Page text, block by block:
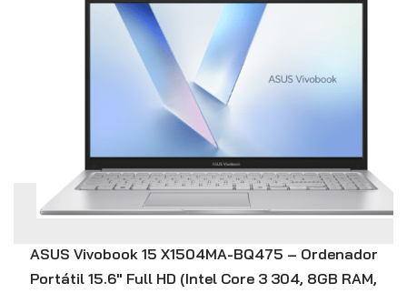
ASUS Vivobook 15 X1504MA-BQ475 – Ordenador
Portátil 15.6″ Full HD (Intel Core 3 304, 8GB RAM,